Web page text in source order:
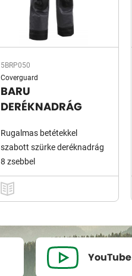
5BRP050
Coverguard
BARU
DERÉKNADRÁG
Rugalmas betétekkel
szabott szürke deréknadrág
8 zsebbel
YouTube